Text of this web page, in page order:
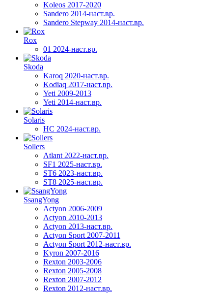
Koleos 2017-2020
Sandero 2014-наст.вр.
Sandero Stepway 2014-наст.вр.
Rox
01 2024-наст.вр.
Skoda
Karoq 2020-наст.вр.
Kodiaq 2017-наст.вр.
Yeti 2009-2013
Yeti 2014-наст.вр.
Solaris
HC 2024-наст.вр.
Sollers
Atlant 2022-наст.вр.
SF1 2025-наст.вр.
ST6 2023-наст.вр.
ST8 2025-наст.вр.
SsangYong
Actyon 2006-2009
Actyon 2010-2013
Actyon 2013-наст.вр.
Actyon Sport 2007-2011
Actyon Sport 2012-наст.вр.
Kyron 2007-2016
Rexton 2003-2006
Rexton 2005-2008
Rexton 2007-2012
Rexton 2012-наст.вр.